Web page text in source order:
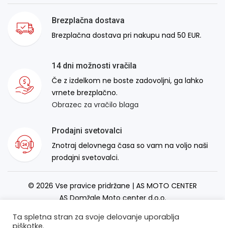
Brezplačna dostava
Brezplačna dostava pri nakupu nad 50 EUR.
14 dni možnosti vračila
Če z izdelkom ne boste zadovoljni, ga lahko
vrnete brezplačno.
Obrazec za vračilo blaga
Prodajni svetovalci
Znotraj delovnega časa so vam na voljo naši
prodajni svetovalci.
© 2026 Vse pravice pridržane | AS MOTO CENTER
AS Domžale Moto center d.o.o.
Ta spletna stran za svoje delovanje uporablja
piškotke.